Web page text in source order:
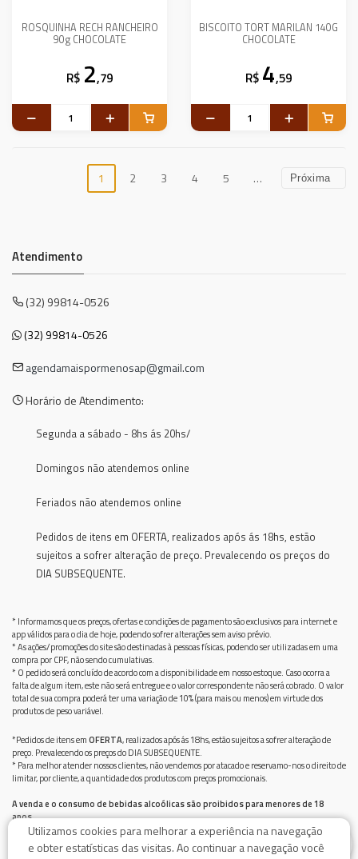
ROSQUINHA RECH RANCHEIRO
90g CHOCOLATE
R$ 2,79
BISCOITO TORT MARILAN 140G
CHOCOLATE
R$ 4,59
1 2 3 4 5 … Próxima
Atendimento
(32) 99814-0526
(32) 99814-0526
agendamaispormenosap@gmail.com
Horário de Atendimento:
Segunda a sábado - 8hs ás 20hs/
Domingos não atendemos online
Feriados não atendemos online
Pedidos de itens em OFERTA, realizados após ás 18hs, estão
sujeitos a sofrer alteração de preço. Prevalecendo os preços do
DIA SUBSEQUENTE.
* Informamos que os preços, ofertas e condições de pagamento são exclusivos para internet e
app válidos para o dia de hoje, podendo sofrer alterações sem aviso prévio.
* As ações/promoções do site são destinadas à pessoas físicas, podendo ser utilizadas em uma
compra por CPF, não sendo cumulativas.
* O pedido será concluído de acordo com a disponibilidade em nosso estoque. Caso ocorra a
falta de algum item, este não será entregue e o valor correspondente não será cobrado. O valor
total de sua compra poderá ter uma variação de 10% (para mais ou menos) em virtude dos
produtos de peso variável.
*Pedidos de itens emOFERTA, realizados após ás 18hs, estão sujeitos a sofrer alteração de
preço. Prevalecendo os preços do DIA SUBSEQUENTE.
* Para melhor atender nossos clientes, não vendemos por atacado e reservamo-nos o direito de
limitar, por cliente, a quantidade dos produtos com preços promocionais.
A venda e o consumo de bebidas alcoólicas são proibidos para menores de 18
anos.
Bebida alcoólica pode causar dependência química e, em excesso, provoca graves males à saúde.
Beba com moderação
Utilizamos cookies para melhorar a experiência na navegação
e obter estatísticas das visitas. Ao continuar a navegação você